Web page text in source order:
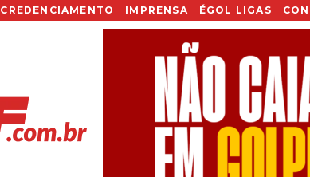
CREDENCIAMENTO IMPRENSA ÉGOL LIGAS